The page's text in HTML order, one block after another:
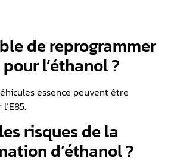
de reprogrammer
l’éthanol ?
essence peuvent être
risques de la
d’éthanol ?